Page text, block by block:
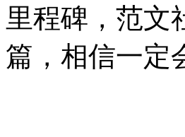
里程碑，范文
篇，相信一定